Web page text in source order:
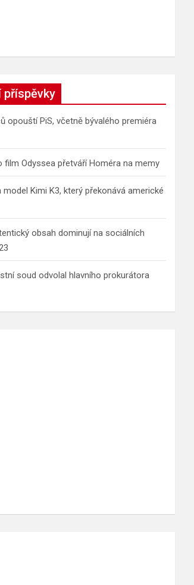
příspěvky
opouští PiS, včetně bývalého premiéra
film Odyssea přetváří Homéra na memy
model Kimi K3, který překonává americké
obsah dominují na sociálních
soud odvolal hlavního prokurátora